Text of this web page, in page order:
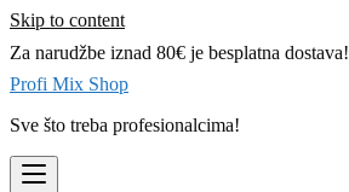
Skip to content
Za narudžbe iznad 80€ je besplatna dostava!
Profi Mix Shop
Sve što treba profesionalcima!